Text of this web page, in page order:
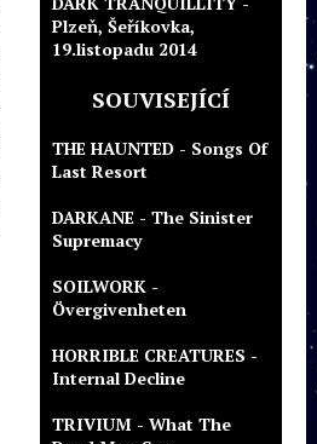
Plzeň, Šeříkovka,
19.listopadu 2014
SOUVISEJÍCÍ
THE HAUNTED - Songs Of
Last Resort
DARKANE - The Sinister
Supremacy
SOILWORK -
Övergivenheten
HORRIBLE CREATURES -
Internal Decline
TRIVIUM - What The